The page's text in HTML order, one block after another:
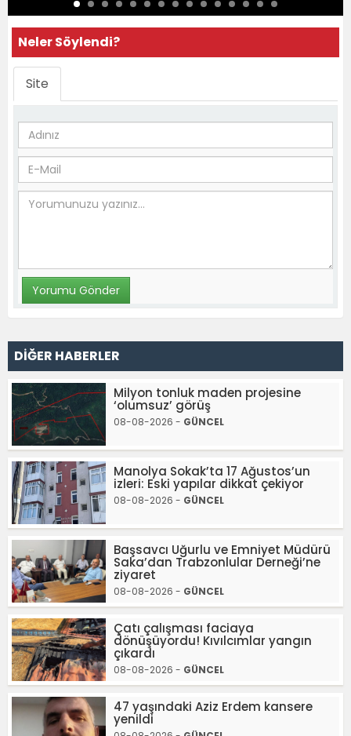
Neler Söylendi?
Site
DİĞER HABERLER
Milyon tonluk maden projesine
‘olumsuz’ görüş
08-08-2026 - GÜNCEL
Manolya Sokak’ta 17 Ağustos’un
izleri: Eski yapılar dikkat çekiyor
08-08-2026 - GÜNCEL
Başsavcı Uğurlu ve Emniyet Müdürü
Saka’dan Trabzonlular Derneği’ne
ziyaret
08-08-2026 - GÜNCEL
Çatı çalışması faciaya
dönüşüyordu! Kıvılcımlar yangın
çıkardı
08-08-2026 - GÜNCEL
47 yaşındaki Aziz Erdem kansere
yenildi